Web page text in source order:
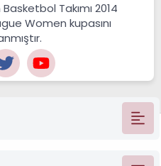
Takımı 2014
Women kupasını